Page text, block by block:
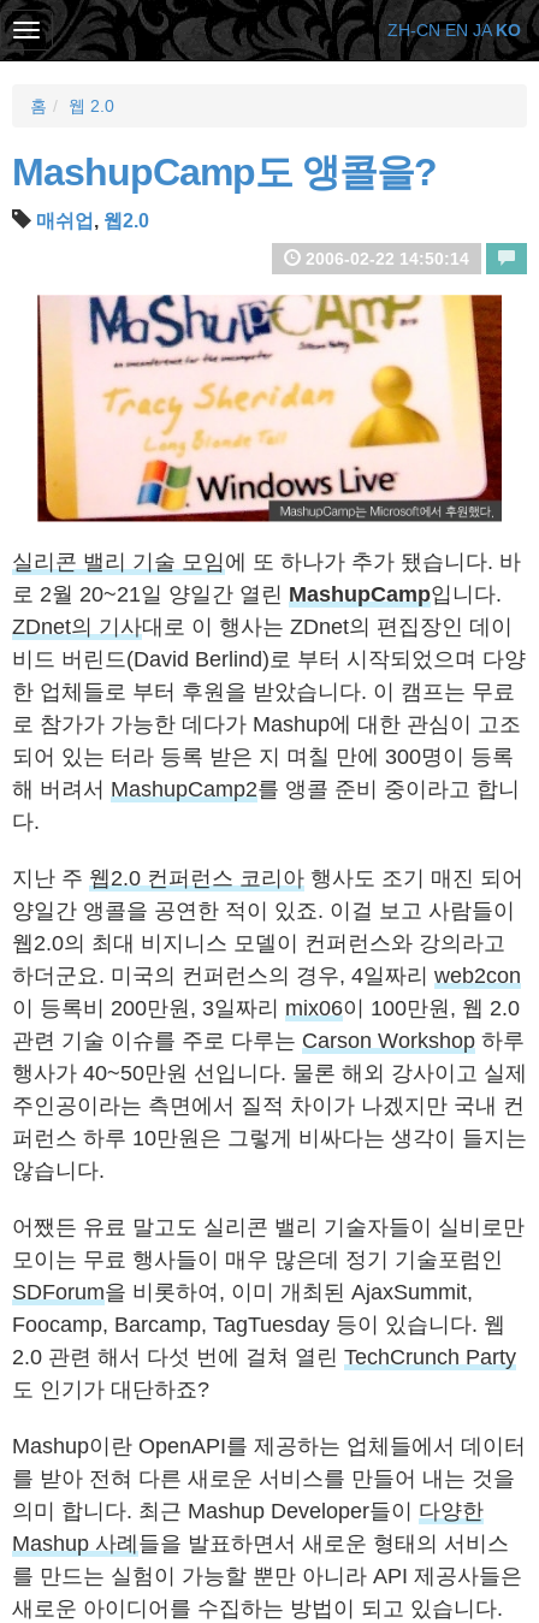
홈 웹 2.0
MashupCamp도 앵콜을?
매쉬업 , 웹2.0
2006-02-22 14:50:14
실리콘 밸리 기술 모임에 또 하나가 추가 됐습니다. 바
로 2월 20~21일 양일간 열린 MashupCamp입니다.
ZDnet의 기사대로 이 행사는 ZDnet의 편집장인 데이
비드 버린드(David Berlind)로 부터 시작되었으며 다양
한 업체들로 부터 후원을 받았습니다. 이 캠프는 무료
로 참가가 가능한 데다가 Mashup에 대한 관심이 고조
되어 있는 터라 등록 받은 지 며칠 만에 300명이 등록
해 버려서 MashupCamp2를 앵콜 준비 중이라고 합니
다.
지난 주 웹2.0 컨퍼런스 코리아 행사도 조기 매진 되어
양일간 앵콜을 공연한 적이 있죠. 이걸 보고 사람들이
웹2.0의 최대 비지니스 모델이 컨퍼런스와 강의라고
하더군요. 미국의 컨퍼런스의 경우, 4일짜리 web2con
이 등록비 200만원, 3일짜리 mix06이 100만원, 웹 2.0
관련 기술 이슈를 주로 다루는 Carson Workshop 하루
행사가 40~50만원 선입니다. 물론 해외 강사이고 실제
주인공이라는 측면에서 질적 차이가 나겠지만 국내 컨
퍼런스 하루 10만원은 그렇게 비싸다는 생각이 들지는
않습니다.
어쨌든 유료 말고도 실리콘 밸리 기술자들이 실비로만
모이는 무료 행사들이 매우 많은데 정기 기술포럼인
SDForum을 비롯하여, 이미 개최된 AjaxSummit,
Foocamp, Barcamp, TagTuesday 등이 있습니다. 웹
2.0 관련 해서 다섯 번에 걸쳐 열린 TechCrunch Party
도 인기가 대단하죠?
Mashup이란 OpenAPI를 제공하는 업체들에서 데이터
를 받아 전혀 다른 새로운 서비스를 만들어 내는 것을
의미 합니다. 최근 Mashup Developer들이 다양한
Mashup 사례 들을 발표하면서 새로운 형태의 서비스
를 만드는 실험이 가능할 뿐만 아니라 API 제공사들은
새로운 아이디어를 수집하는 방법이 되고 있습니다.
ZH-CN EN JA KO